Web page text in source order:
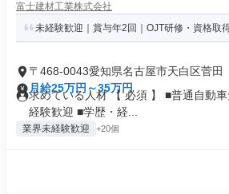
富士建材工業株式会社
未経験歓迎｜賞与年2回｜OJT研修・資格取
〒468-0043愛知県名古屋市天白区菅田
月給25万円～35万円
求めている人材 【 必須 】 ■普通自動
経験歓迎 ■学歴・経...
業界未経験歓迎 +20個